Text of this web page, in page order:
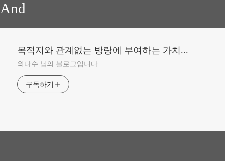
And
목적지와 관계없는 방랑에 부여하는 가치...
외다수 님의 블로그입니다.
구독하기